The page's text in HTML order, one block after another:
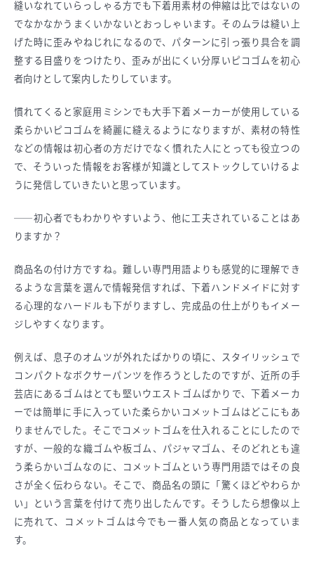
縫いなれていらっしゃる方でも下着用素材の伸縮は比ではないの
でなかなかうまくいかないとおっしゃいます。そのムラは縫い上
げた時に歪みやねじれになるので、パターンに引っ張り具合を調
整する目盛りをつけたり、歪みが出にくい分厚いピコゴムを初心
者向けとして案内したりしています。
慣れてくると家庭用ミシンでも大手下着メーカーが使用している
柔らかいピコゴムを綺麗に縫えるようになりますが、素材の特性
などの情報は初心者の方だけでなく慣れた人にとっても役立つの
で、そういった情報をお客様が知識としてストックしていけるよ
うに発信していきたいと思っています。
──初心者でもわかりやすいよう、他に工夫されていることはあ
りますか？
商品名の付け方ですね。難しい専門用語よりも感覚的に理解でき
るような言葉を選んで情報発信すれば、下着ハンドメイドに対す
る心理的なハードルも下がりますし、完成品の仕上がりもイメー
ジしやすくなります。
例えば、息子のオムツが外れたばかりの頃に、スタイリッシュで
コンパクトなボクサーパンツを作ろうとしたのですが、近所の手
芸店にあるゴムはとても堅いウエストゴムばかりで、下着メーカ
ーでは簡単に手に入っていた柔らかいコメットゴムはどこにもあ
りませんでした。そこでコメットゴムを仕入れることにしたので
すが、一般的な織ゴムや板ゴム、パジャマゴム、そのどれとも違
う柔らかいゴムなのに、コメットゴムという専門用語ではその良
さが全く伝わらない。そこで、商品名の頭に「驚くほどやわらか
い」という言葉を付けて売り出したんです。そうしたら想像以上
に売れて、コメットゴムは今でも一番人気の商品となっていま
す。